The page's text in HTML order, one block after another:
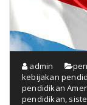
admin
kebijakan
pendidikan
pendidikan,